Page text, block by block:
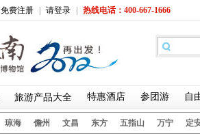
免费注册 请登录 热线电话：400-667-1666
旅游产品大全 特惠酒店 参团游 自
琼海 儋州 文昌 东方 五指山 万宁 定